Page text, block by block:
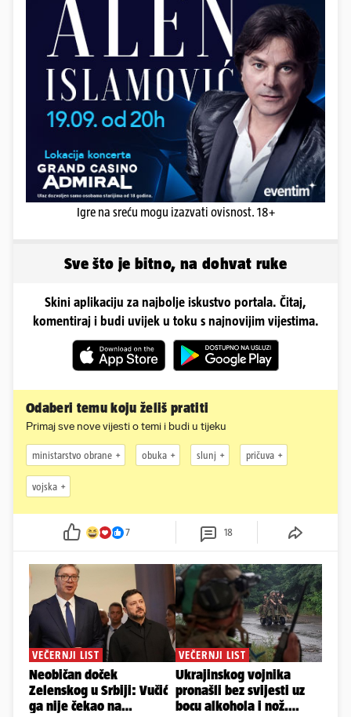
Igre na sreću mogu izazvati ovisnost. 18+
Sve što je bitno, na dohvat ruke
Skini aplikaciju za najbolje iskustvo portala. Čitaj,
komentiraj i budi uvijek u toku s najnovijim vijestima.
Odaberi temu koju želiš pratiti
Primaj sve nove vijesti o temi i budi u tijeku
ministarstvo obrane obuka slunj pričuva
vojska
7 18